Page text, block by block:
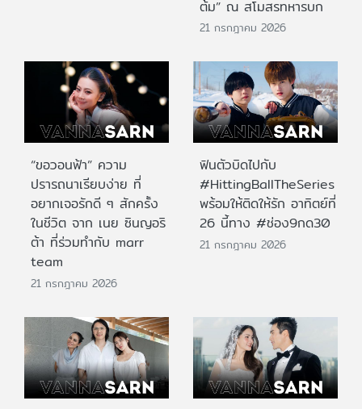
ต้ม” ณ สโมสรทหารบก
21 กรกฎาคม 2026
“ขอวอนฟ้า” ความ
ปรารถนาเรียบง่าย ที่
อยากเจอรักดี ๆ สักครั้ง
ในชีวิต จาก เนย ซินญอริ
ต้า ที่ร่วมทำกับ marr
team
21 กรกฎาคม 2026
ฟินตัวบิดไปกับ
#HittingBallTheSeries
พร้อมให้ติดให้รัก อาทิตย์ที่
26 นี้ทาง #ช่อง9กด30
21 กรกฎาคม 2026